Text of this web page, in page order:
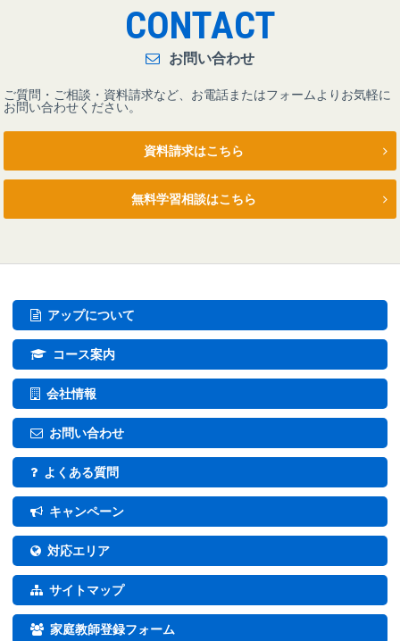
CONTACT
お問い合わせ
ご質問・ご相談・資料請求など、お電話またはフォームよりお気軽に
お問い合わせください。
資料請求はこちら
無料学習相談はこちら
アップについて
コース案内
会社情報
お問い合わせ
よくある質問
キャンペーン
対応エリア
サイトマップ
家庭教師登録フォーム